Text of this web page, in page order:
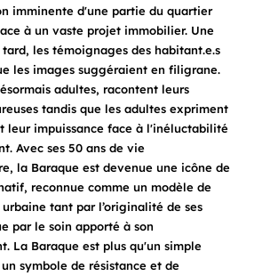
imminente d'une partie du quartier
à un vaste projet immobilier. Une
les témoignages des habitant.e.s
les images suggéraient en filigrane.
adultes, racontent leurs
tandis que les adultes expriment
leur impuissance face à l'inéluctabilité
Avec ses 50 ans de vie
la Baraque est devenue une icône de
reconnue comme un modèle de
tant par l’originalité de ses
par le soin apporté à son
La Baraque est plus qu'un simple
symbole de résistance et de